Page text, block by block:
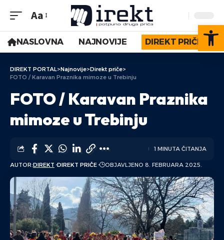
Aa
NASLOVNA NAJNOVIJE DIREKT PRIČE
DIREKT PORTAL>Najnovije>Direkt priče>
FOTO / Karavan Praznika mimoze u Trebinju
FOTO / Karavan Praznika
mimoze u Trebinju
AUTOR:DIREKT DIREKT PRIČE OBJAVLJENO 8. FEBRUARA 2025.
1 MINUTA ČITANJA